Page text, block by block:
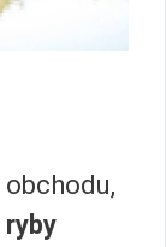
ryby